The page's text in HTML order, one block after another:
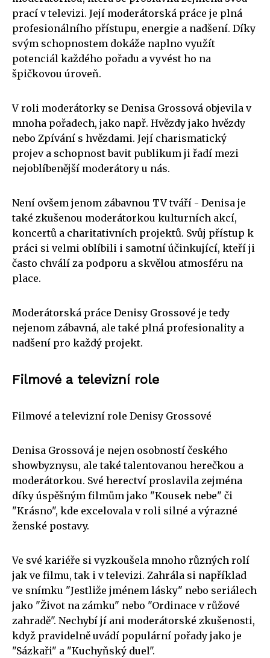
prací v televizi. Její moderátorská práce je plná
profesionálního přístupu, energie a nadšení. Díky
svým schopnostem dokáže naplno využít
potenciál každého pořadu a vyvést ho na
špičkovou úroveň.
V roli moderátorky se Denisa Grossová objevila v
mnoha pořadech, jako např. Hvězdy jako hvězdy
nebo Zpívání s hvězdami. Její charismatický
projev a schopnost bavit publikum ji řadí mezi
nejoblíbenější moderátory u nás.
Není ovšem jenom zábavnou TV tváří - Denisa je
také zkušenou moderátorkou kulturních akcí,
koncertů a charitativních projektů. Svůj přístup k
práci si velmi oblíbili i samotní účinkující, kteří ji
často chválí za podporu a skvělou atmosféru na
place.
Moderátorská práce Denisy Grossové je tedy
nejenom zábavná, ale také plná profesionality a
nadšení pro každý projekt.
Filmové a televizní role
Filmové a televizní role Denisy Grossové
Denisa Grossová je nejen osobností českého
showbyznysu, ale také talentovanou herečkou a
moderátorkou. Své herectví proslavila zejména
díky úspěšným filmům jako "Kousek nebe" či
"Krásno", kde excelovala v roli silné a výrazné
ženské postavy.
Ve své kariéře si vyzkoušela mnoho různých rolí
jak ve filmu, tak i v televizi. Zahrála si například
ve snímku "Jestliže jménem lásky" nebo seriálech
jako "Život na zámku" nebo "Ordinace v růžové
zahradě". Nechybí jí ani moderátorské zkušenosti,
když pravidelně uvádí populární pořady jako je
"Sázkaři" a "Kuchyňský duel".